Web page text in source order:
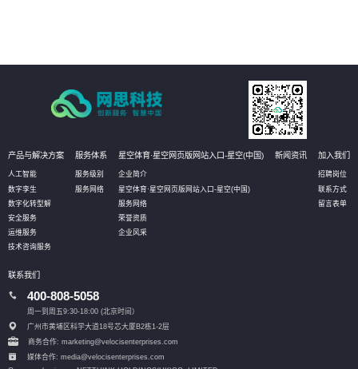
产品与解决方案
人工智能
数字孪生
数字化转型解
安全服务
运维服务
技术咨询服务
服务体系
服务级别
服务网络
星空体育·星空网页版网站入口-星空(中国)
企业简介
星空体育·星空网页版网站入口-星空(中国)
服务网络
荣誉资质
企业风采
新闻资讯 加入我们
招聘岗位
联系方式
留言表单
联系我们
400-808-5058
周一到周五9:30-18:00 (北京时间）
广州市黄埔区科学大道18号芯大厦B2栋1-2层
商务合作: marketing@velocisenterprises.com
媒体合作: media@velocisenterprises.com